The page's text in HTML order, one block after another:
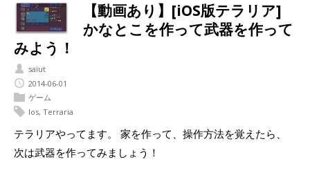
【動画あり】[iOS版テラリア]
かなとこを作って武器を作って
みよう！
saiut
2014-06-01
ゲーム
Ios, Terraria
テラリアやってます。 家を作って、操作方法を覚えたら、
次は武器を作ってみましょう！